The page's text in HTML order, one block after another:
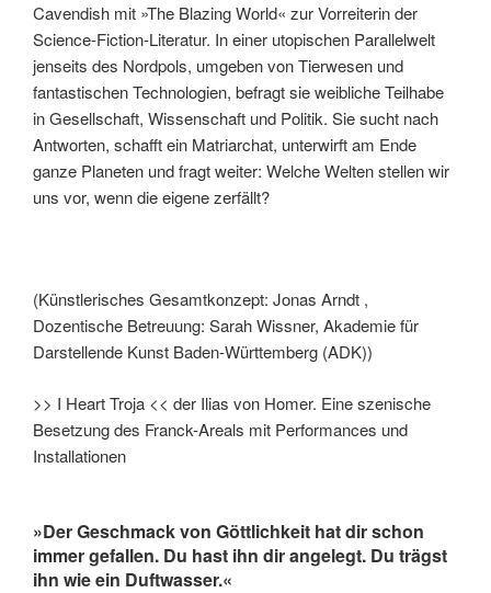
Cavendish mit »The Blazing World« zur Vorreiterin der
Science-Fiction-Literatur. In einer utopischen Parallelwelt
jenseits des Nordpols, umgeben von Tierwesen und
fantastischen Technologien, befragt sie weibliche Teilhabe
in Gesellschaft, Wissenschaft und Politik. Sie sucht nach
Antworten, schafft ein Matriarchat, unterwirft am Ende
ganze Planeten und fragt weiter: Welche Welten stellen wir
uns vor, wenn die eigene zerfällt?
(Künstlerisches Gesamtkonzept: Jonas Arndt ,
Dozentische Betreuung: Sarah Wissner, Akademie für
Darstellende Kunst Baden-Württemberg (ADK))
>> I Heart Troja << der Ilias von Homer. Eine szenische
Besetzung des Franck-Areals mit Performances und
Installationen
»Der Geschmack von Göttlichkeit hat dir schon
immer gefallen. Du hast ihn dir angelegt. Du trägst
ihn wie ein Duftwasser.«